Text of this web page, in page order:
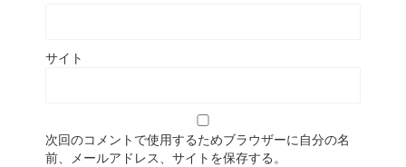
サイト
次回のコメントで使用するためブラウザーに自分の名
前、メールアドレス、サイトを保存する。